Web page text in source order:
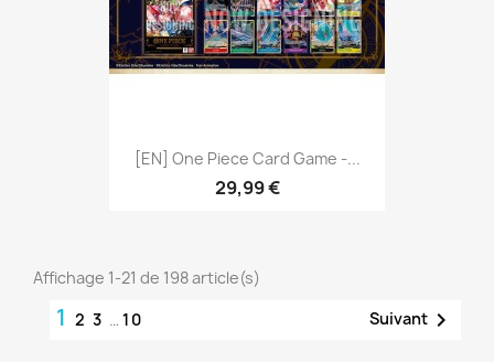
[EN] One Piece Card Game -...
29,99 €
Affichage 1-21 de 198 article(s)
1 2 3 … 10 Suivant 